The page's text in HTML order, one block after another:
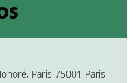
Paris 75001 Paris